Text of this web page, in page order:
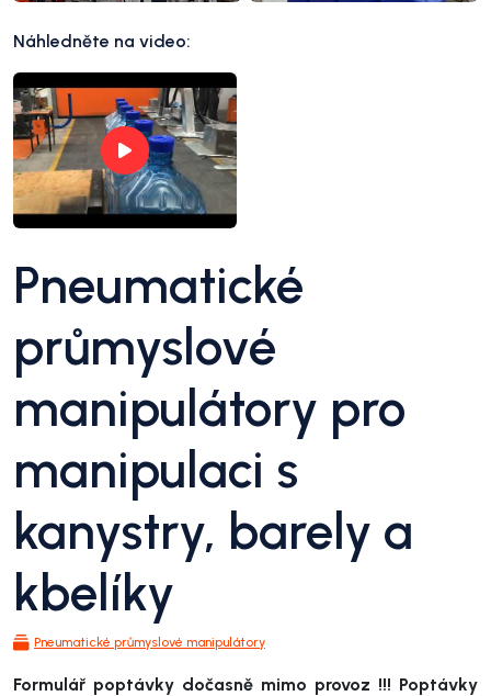
Náhledněte na video:
Pneumatické
průmyslové
manipulátory pro
manipulaci s
kanystry, barely a
kbelíky
Pneumatické průmyslové manipulátory
Formulář poptávky dočasně mimo provoz !!! Poptávky